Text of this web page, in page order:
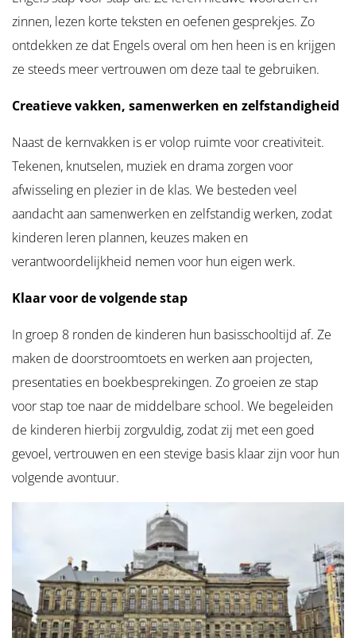
zinnen, lezen korte teksten en oefenen gesprekjes. Zo
ontdekken ze dat Engels overal om hen heen is en krijgen
ze steeds meer vertrouwen om deze taal te gebruiken.
Creatieve vakken, samenwerken en zelfstandigheid
Naast de kernvakken is er volop ruimte voor creativiteit.
Tekenen, knutselen, muziek en drama zorgen voor
afwisseling en plezier in de klas. We besteden veel
aandacht aan samenwerken en zelfstandig werken, zodat
kinderen leren plannen, keuzes maken en
verantwoordelijkheid nemen voor hun eigen werk.
Klaar voor de volgende stap
In groep 8 ronden de kinderen hun basisschooltijd af. Ze
maken de doorstroomtoets en werken aan projecten,
presentaties en boekbesprekingen. Zo groeien ze stap
voor stap toe naar de middelbare school. We begeleiden
de kinderen hierbij zorgvuldig, zodat zij met een goed
gevoel, vertrouwen en een stevige basis klaar zijn voor hun
volgende avontuur.